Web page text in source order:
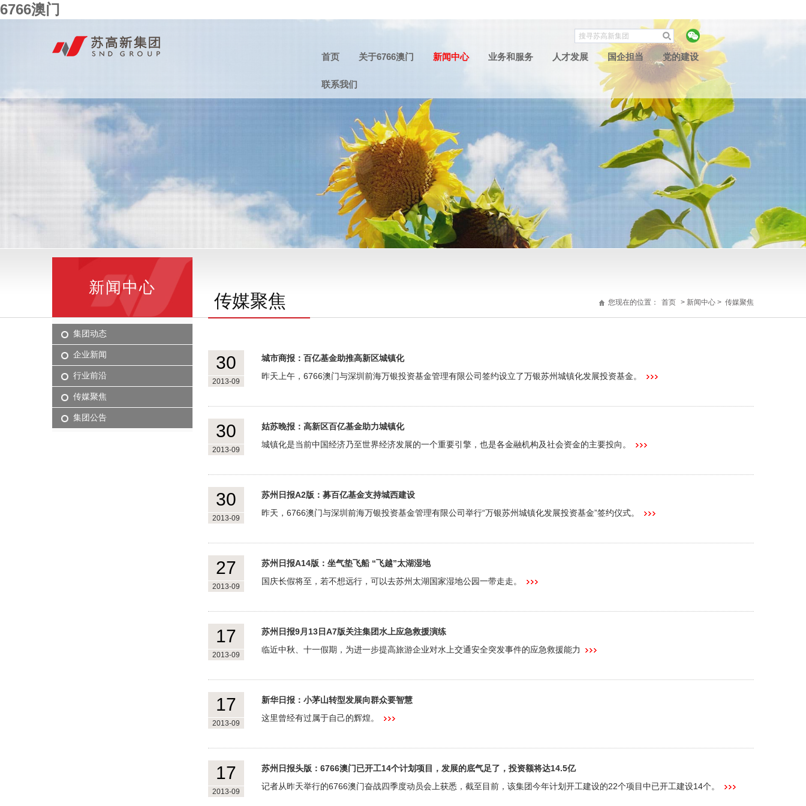
6766澳门
首页 关于6766澳门 新闻中心 业务和服务 人才发展 国企担当 党的建设
联系我们
新闻中心
集团动态
企业新闻
行业前沿
传媒聚焦
集团公告
传媒聚焦 您现在的位置： 首页 > 新闻中心 > 传媒聚焦
30
2013-09
城市商报：百亿基金助推高新区城镇化
昨天上午，6766澳门与深圳前海万银投资基金管理有限公司签约设立了万银苏州城镇化发展投资基金。
30
2013-09
姑苏晚报：高新区百亿基金助力城镇化
城镇化是当前中国经济乃至世界经济发展的一个重要引擎，也是各金融机构及社会资金的主要投向。
30
2013-09
苏州日报A2版：募百亿基金支持城西建设
昨天，6766澳门与深圳前海万银投资基金管理有限公司举行“万银苏州城镇化发展投资基金”签约仪式。
27
2013-09
苏州日报A14版：坐气垫飞船 “飞越”太湖湿地
国庆长假将至，若不想远行，可以去苏州太湖国家湿地公园一带走走。
17
2013-09
苏州日报9月13日A7版关注集团水上应急救援演练
临近中秋、十一假期，为进一步提高旅游企业对水上交通安全突发事件的应急救援能力
17
2013-09
新华日报：小茅山转型发展向群众要智慧
这里曾经有过属于自己的辉煌。
17
2013-09
苏州日报头版：6766澳门已开工14个计划项目，发展的底气足了，投资额将达14.5亿
记者从昨天举行的6766澳门奋战四季度动员会上获悉，截至目前，该集团今年计划开工建设的22个项目中已开工建设14个。